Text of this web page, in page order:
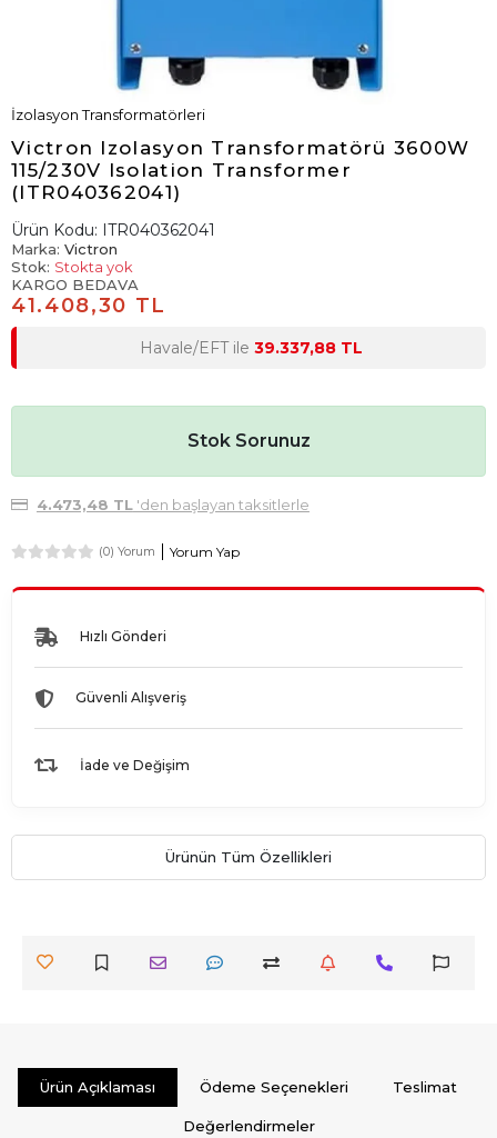
İzolasyon Transformatörleri
Victron Izolasyon Transformatörü 3600W
115/230V Isolation Transformer
(ITR040362041)
Ürün Kodu: ITR040362041
Marka: Victron
Stok: Stokta yok
KARGO BEDAVA
41.408,30 TL
Havale/EFT ile 39.337,88 TL
Stok Sorunuz
4.473,48 TL'den başlayan taksitlerle
(0) Yorum Yorum Yap
Hızlı Gönderi
Güvenli Alışveriş
İade ve Değişim
Ürünün Tüm Özellikleri
Ürün Açıklaması Ödeme Seçenekleri Teslimat
Değerlendirmeler